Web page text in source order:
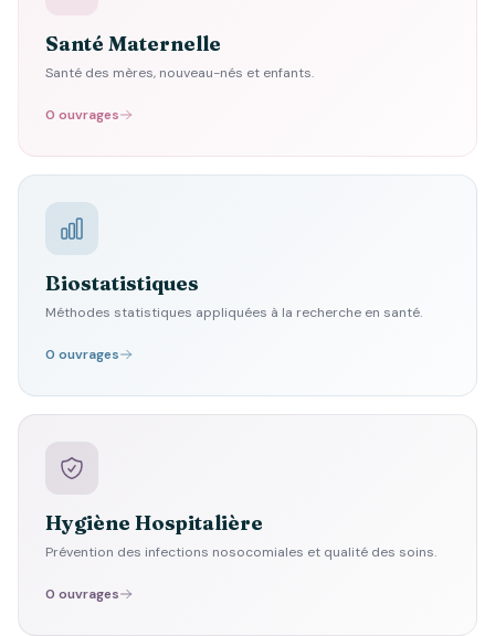
Santé Maternelle
Santé des mères, nouveau-nés et enfants.
0 ouvrages
Biostatistiques
Méthodes statistiques appliquées à la recherche en santé.
0 ouvrages
Hygiène Hospitalière
Prévention des infections nosocomiales et qualité des soins.
0 ouvrages